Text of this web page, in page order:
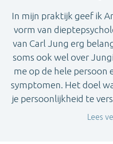
In mijn praktijk geef ik
vorm van
van Carl Jung erg
soms ook wel over
me op de hele persoon
symptomen. Het doel
je persoonlijkheid te
Lees